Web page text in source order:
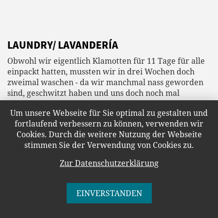
LAUNDRY/ LAVANDERÍA
Obwohl wir eigentlich Klamotten für 11 Tage für alle
einpackt hatten, mussten wir in drei Wochen doch
zweimal waschen - da wir manchmal nass geworden
sind, geschwitzt haben und uns doch noch mal
umziehen mussten. Je nach Wäscherei, die man findet,
braucht es ein paar Spanischkenntnisse und vor allen:
Vertrauen. Wenn man seine gesamte Wäsche in einer
klapprigen Hütte bei einem zahnlosen Alten abgibt,
mit dem die Verständigung auch auf spanisch schwer
ist, es keinen Abholbeleg gibt und auch nicht ganz klar
ist, ob die Geste, die der alte Herr macht, wirklich
sind auch okay (zumindest für costa-
Um unsere Webseite für Sie optimal zu gestalten und
fortlaufend verbessern zu können, verwenden wir
Cookies. Durch die weitere Nutzung der Webseite
stimmen Sie der Verwendung von Cookies zu.
Zur Datenschutzerklärung
EINVERSTANDEN